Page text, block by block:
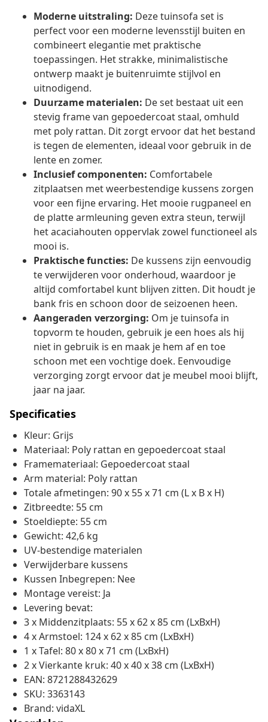
Moderne uitstraling: Deze tuinsofa set is
perfect voor een moderne levensstijl buiten en
combineert elegantie met praktische
toepassingen. Het strakke, minimalistische
ontwerp maakt je buitenruimte stijlvol en
uitnodigend.
Duurzame materialen: De set bestaat uit een
stevig frame van gepoedercoat staal, omhuld
met poly rattan. Dit zorgt ervoor dat het bestand
is tegen de elementen, ideaal voor gebruik in de
lente en zomer.
Inclusief componenten: Comfortabele
zitplaatsen met weerbestendige kussens zorgen
voor een fijne ervaring. Het mooie rugpaneel en
de platte armleuning geven extra steun, terwijl
het acaciahouten oppervlak zowel functioneel als
mooi is.
Praktische functies: De kussens zijn eenvoudig
te verwijderen voor onderhoud, waardoor je
altijd comfortabel kunt blijven zitten. Dit houdt je
bank fris en schoon door de seizoenen heen.
Aangeraden verzorging: Om je tuinsofa in
topvorm te houden, gebruik je een hoes als hij
niet in gebruik is en maak je hem af en toe
schoon met een vochtige doek. Eenvoudige
verzorging zorgt ervoor dat je meubel mooi blijft,
jaar na jaar.
Specificaties
Kleur: Grijs
Materiaal: Poly rattan en gepoedercoat staal
Framemateriaal: Gepoedercoat staal
Arm material: Poly rattan
Totale afmetingen: 90 x 55 x 71 cm (L x B x H)
Zitbreedte: 55 cm
Stoeldiepte: 55 cm
Gewicht: 42,6 kg
UV-bestendige materialen
Verwijderbare kussens
Kussen Inbegrepen: Nee
Montage vereist: Ja
Levering bevat:
3 x Middenzitplaats: 55 x 62 x 85 cm (LxBxH)
4 x Armstoel: 124 x 62 x 85 cm (LxBxH)
1 x Tafel: 80 x 80 x 71 cm (LxBxH)
2 x Vierkante kruk: 40 x 40 x 38 cm (LxBxH)
EAN: 8721288432629
SKU: 3363143
Brand: vidaXL